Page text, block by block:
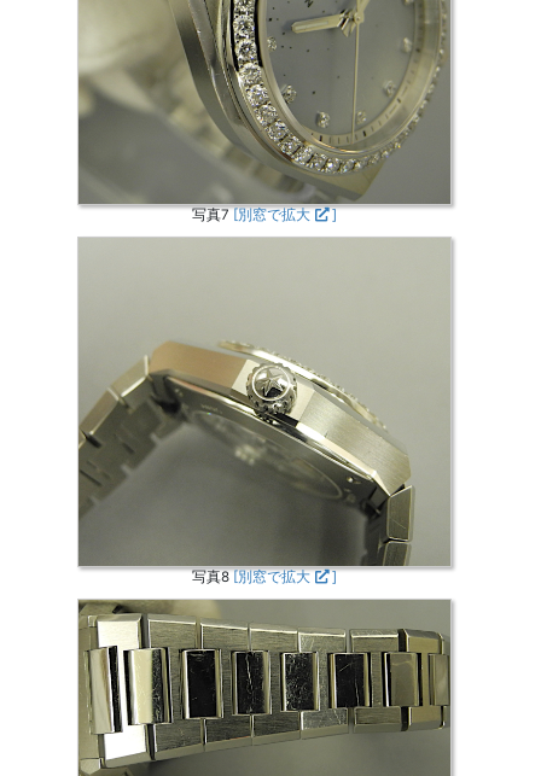
写真7 [別窓で拡大 ]
写真8 [別窓で拡大 ]